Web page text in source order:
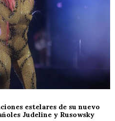
estelares de su nuevo
Judeline y Rusowsky